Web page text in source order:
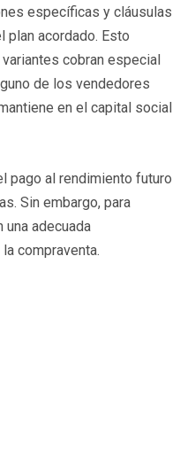
específicas y cláusulas
plan acordado. Esto
cobran especial
de los vendedores
en el capital social
pago al rendimiento futuro
Sin embargo, para
adecuada
compraventa.